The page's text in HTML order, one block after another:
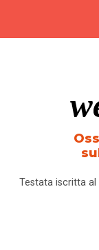
Testata iscritta al